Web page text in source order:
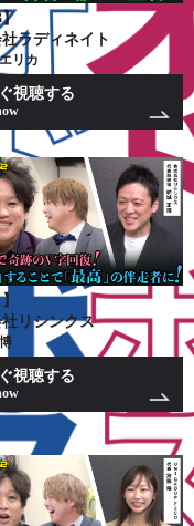
ラディネイト
リカ
視聴する
リシンクス
視聴する